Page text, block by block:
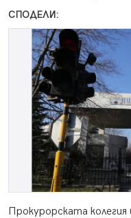
СПОДЕЛИ:
Прокурорската колегия